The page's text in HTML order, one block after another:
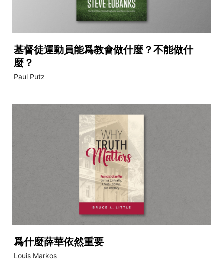
基督徒運動員能爲教會做什麼？不能做什
麼？
Paul Putz
爲什麼薛華依然重要
Louis Markos